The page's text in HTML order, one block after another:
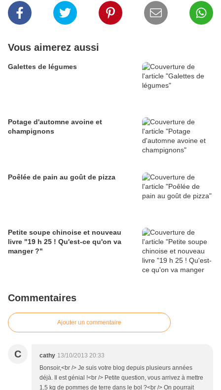
Vous aimerez aussi
Galettes de légumes
Potage d'automne avoine et
champignons
Poêlée de pain au goût de pizza
Petite soupe chinoise et nouveau
livre "19 h 25 ! Qu'est-ce qu'on va
manger ?"
Commentaires
Ajouter un commentaire
C cathy 13/10/2013 20:33
Bonsoir,<br /> Je suis votre blog depuis plusieurs années
déjà. Il est génial !<br /> Petite question, vous arrivez à mettre
1,5 kg de pommes de terre dans le bol ?<br /> On pourrait